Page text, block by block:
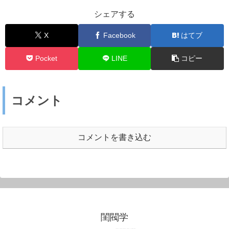
シェアする
X Facebook はてブ
Pocket LINE コピー
コメント
コメントを書き込む
閨閥学